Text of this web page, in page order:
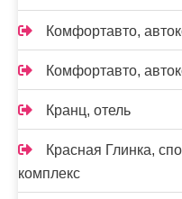
Комфортавто,
Комфортавто,
Кранц, отель
Красная Глинка,
комплекс